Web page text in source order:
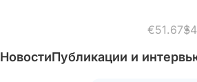
€51.67
НовостиПубликации и